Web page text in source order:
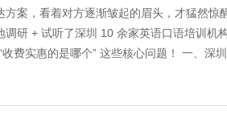
方案，看着对方逐渐皱起的眉头，才猛然
调研 + 试听了深圳 10 余家英语口语培训机
收费实惠的是哪个” 这些核心问题！ 一、深